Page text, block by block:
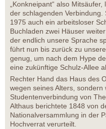
„Konkneipant“ also
der schlagenden
1975 auch ein arbeitsloser
Buchladen zwei Häuser
der endlich unsere Sprache
führt nun bis zurück zu
genug, um nach dem Hype
eine zukünftige Schulz-Allee
Rechter Hand das Haus des
wegen seines Alters, sondern
Studentenverbindung von
Althaus berichtete 1848 von
Nationalversammlung in der
Hochverrat verurteilt.